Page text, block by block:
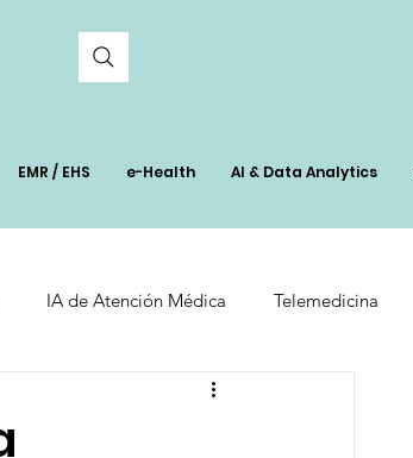
EMR / EHS e-Health AI & Data Analytics
IA de Atención Médica Telemedicina
Healthcare Technology